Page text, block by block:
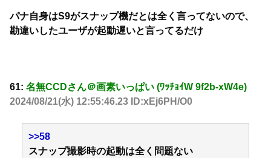
パナ自身はS9がスナップ機だとは全く言ってないので、
勘違いしたユーザが起動遅いと言ってるだけ
61: 名無CCDさん＠画素いっぱい (ﾜｯﾁｮｲW 9f2b-xW4e)
2024/08/21(水) 12:55:46.23 ID:xEj6PH/O0
>>58
スナップ撮影時の起動は全く問題ない